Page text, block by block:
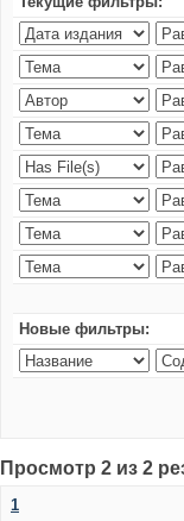
Новые фильтры:
Просмотр 2 из 2
1